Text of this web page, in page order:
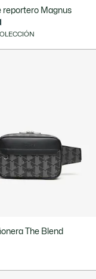
reportero Magnus
The Blend